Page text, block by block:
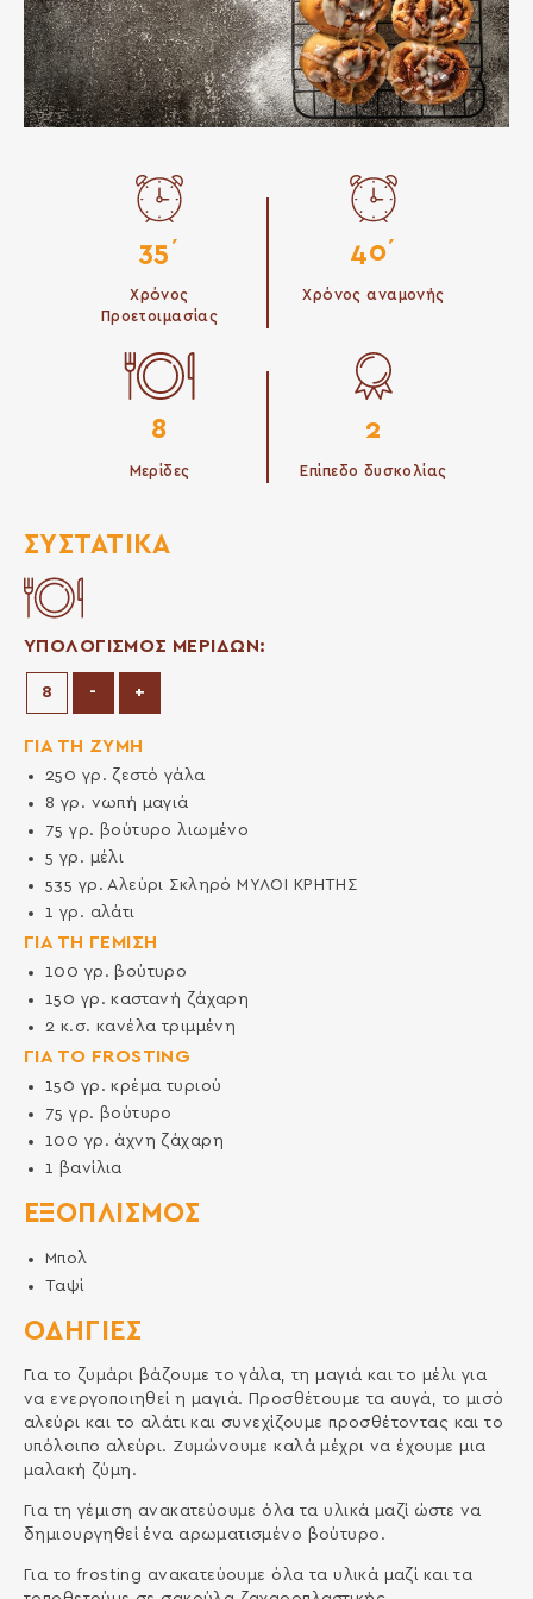
35΄
Χρόνος
Προετοιμασίας
40΄
Χρόνος αναμονής
8
Μερίδες
2
Επίπεδο δυσκολίας
ΟΔΗΓΙΕΣ
Για το ζυμάρι βάζουμε το γάλα, τη μαγιά και το μέλι για
να ενεργοποιηθεί η μαγιά. Προσθέτουμε τα αυγά, το μισό
αλεύρι και το αλάτι και συνεχίζουμε προσθέτοντας και το
υπόλοιπο αλεύρι. Ζυμώνουμε καλά μέχρι να έχουμε μια
μαλακή ζύμη.
Για τη γέμιση ανακατεύουμε όλα τα υλικά μαζί ώστε να
δημιουργηθεί ένα αρωματισμένο βούτυρο.
Για το frosting ανακατεύουμε όλα τα υλικά μαζί και τα
ΣΥΣΤΑΤΙΚΆ
ΥΠΟΛΟΓΙΣΜΟΣ ΜΕΡΙΔΩΝ:
- Μείωση μερίδων
+Αύξηση μερίδων
ΓΙΑ ΤΗ ΖΥΜΗ
250 γρ. ζεστό γάλα
8 γρ. νωπή μαγιά
75γρ. βούτυρο λιωμένο
5 γρ. μέλι
535 γρ.Αλεύρι Σκληρό ΜΥΛΟΙ ΚΡΗΤΗΣ
1 γρ. αλάτι
ΓΙΑ ΤΗ ΓΕΜΙΣΗ
100 γρ. βούτυρο
150 γρ.καστανή ζάχαρη
2 κ.σ. κανέλα τριμμένη
ΓΙΑ ΤΟ FROSTING
150 γρ.κρέμα τυριού
75γρ. βούτυρο
100 γρ. άχνη ζάχαρη
1 βανίλια
ΕΞΟΠΛΙΣΜΌΣ
Μπολ
Ταψί